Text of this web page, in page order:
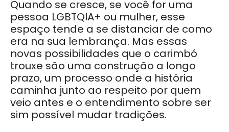
Quando se cresce, se você for uma
pessoa LGBTQIA+ ou mulher, esse
espaço tende a se distanciar de como
era na sua lembrança. Mas essas
novas possibilidades que o carimbó
trouxe são uma construção a longo
prazo, um processo onde a história
caminha junto ao respeito por quem
veio antes e o entendimento sobre ser
sim possível mudar tradições.